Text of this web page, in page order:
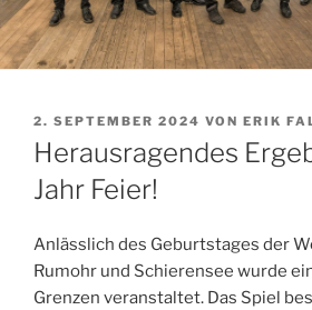
VERÖFFENTLICHT
AM
2. SEPTEMBER 2024 VON ERIK
Herausragendes
Jahr Feier!
Anlässlich des Geburtstages der
Rumohr und Schierensee wurde
Grenzen veranstaltet. Das Spiel